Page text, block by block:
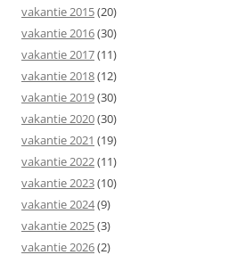
vakantie 2015(20)
vakantie 2016(30)
vakantie 2017(11)
vakantie 2018(12)
vakantie 2019(30)
vakantie 2020(30)
vakantie 2021 (19)
vakantie 2022(11)
vakantie 2023(10)
vakantie 2024(9)
vakantie 2025(3)
vakantie 2026(2)